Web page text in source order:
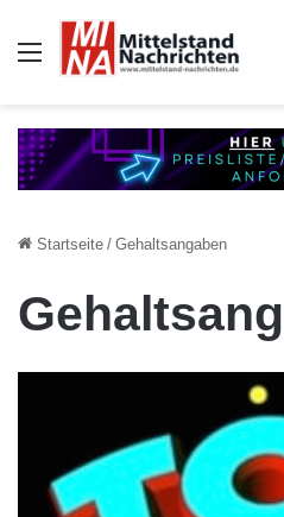
Auswahl
Startseite / Gehaltsangaben